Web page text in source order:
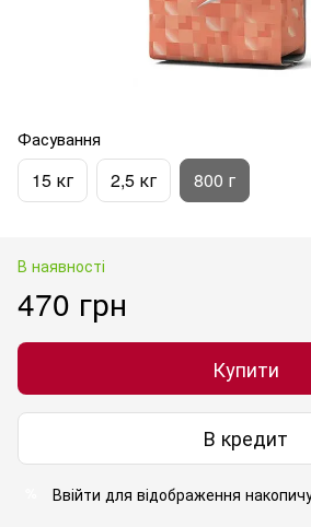
Фасування
15 кг 2,5 кг 800 г
В наявності
470 грн
Купити
В кредит
Ввійти для відображення